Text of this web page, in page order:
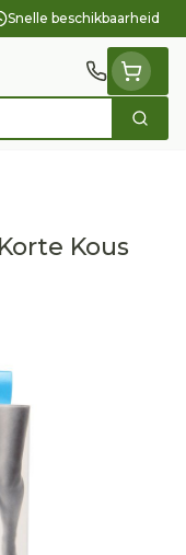
Snelle beschikbaarheid
Zoek
Kous